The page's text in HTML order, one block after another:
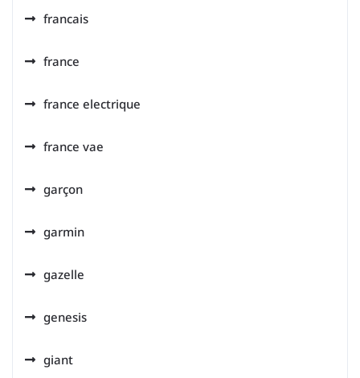
francais
france
france electrique
france vae
garçon
garmin
gazelle
genesis
giant